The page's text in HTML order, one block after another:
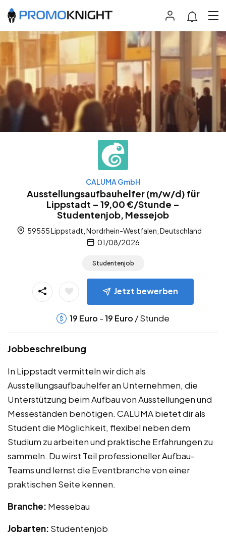
CALUMA GmbH
Ausstellungsaufbauhelfer (m/w/d) für
Lippstadt – 19,00 €/Stunde –
Studentenjob, Messejob
59555 Lippstadt, Nordrhein-Westfalen, Deutschland
01/08/2026
Studentenjob
Jetzt bewerben
19 Euro -19 Euro / Stunde
Jobbeschreibung
In Lippstadt vermitteln wir dich als
Ausstellungsaufbauhelfer an Unternehmen, die
Unterstützung beim Aufbau von Ausstellungen und
Messeständen benötigen. CALUMA bietet dir als
Student die Möglichkeit, flexibel neben dem
Studium zu arbeiten und praktische Erfahrungen zu
sammeln. Du wirst Teil professioneller Aufbau-
Teams und lernst die Eventbranche von einer
praktischen Seite kennen.
Branche: Messebau
Jobarten: Studentenjob